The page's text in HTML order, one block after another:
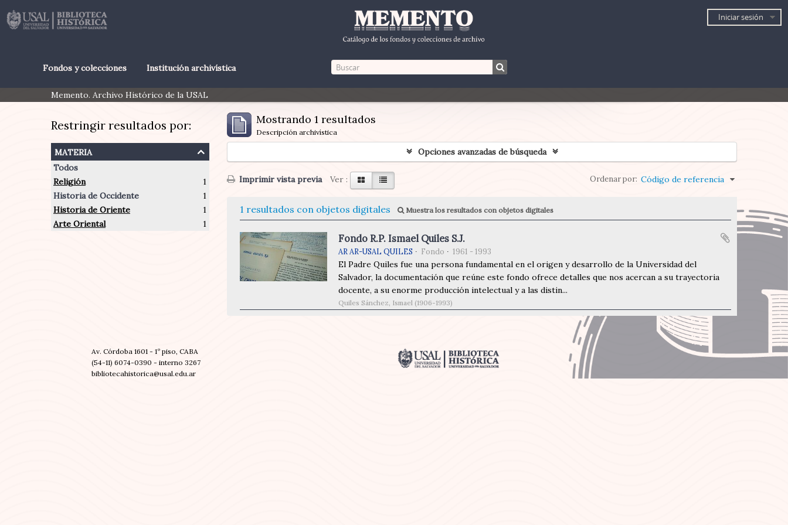
Iniciar sesión
Fondos y colecciones Institución archivística
Memento. Archivo Histórico de la USAL
Restringir resultados por:
materia
Todos
Religión
1
Historia de Occidente
1
Historia de Oriente
1
Arte Oriental
1
Mostrando 1 resultados
Descripción archivística
Opciones avanzadas de búsqueda
Imprimir vista previa Ver : Ordenar por: Código de referencia
1 resultados con objetos digitales Muestra los resultados con objetos digitales
Fondo R.P. Ismael Quiles S.J.
AR AR-USAL QUILES Fondo 1961 - 1993
El Padre Quiles fue una persona fundamental en el origen y desarrollo de la Universidad del
Salvador, la documentación que reúne este fondo ofrece detalles que nos acercan a su trayectoria
docente, a su enorme producción intelectual y a las distin...
Quiles Sánchez, Ismael (1906-1993)
Av. Córdoba 1601 - 1º piso, CABA
(54-11) 6074-0390 - interno 3267
bibliotecahistorica@usal.edu.ar